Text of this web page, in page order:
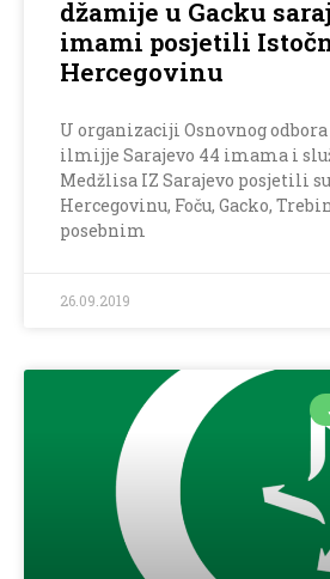
džamije u Gacku
imami posjetili
Hercegovinu
U organizaciji Osnovnog
ilmijje Sarajevo 44 imama i
Medžlisa IZ Sarajevo posjetili
Hercegovinu, Foču, Gacko,
posebnim
26.09.2019